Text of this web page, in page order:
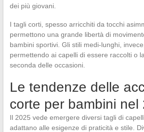
dei più giovani.
I tagli corti, spesso arricchiti da tocchi
permettono una grande libertà di
bambini sportivi. Gli stili medi-lunghi,
permettendo ai capelli di essere raccolti o
seconda delle occasioni.
Le tendenze delle
corte per bambini nel
Il 2025 vede emergere diversi tagli di
adattano alle esigenze di praticità e stile.